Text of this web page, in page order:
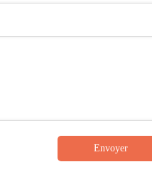
Envoyer